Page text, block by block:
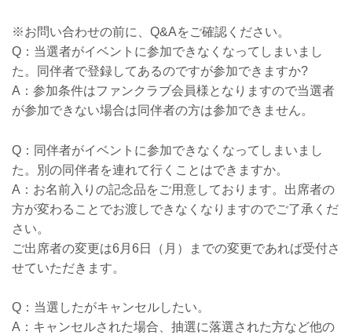
※お問い合わせの前に、Q&Aをご確認ください。
Q：当選者がイベントに参加できなくなってしまいまし
た。同伴者で登録してあるのですが参加できますか?
A：参加条件はファンクラブ会員様となりますので当選者
が参加できない場合は同伴者の方は参加できません。
Q：同伴者がイベントに参加できなくなってしまいまし
た。別の同伴者を連れて行くことはできますか。
A：お名前入りの記念品をご用意しております。出席者の
方が変わることでお渡しできなくなりますのでご了承くだ
さい。
ご出席者の変更は6月6日（月）までの変更であれば受付さ
せていただきます。
Q：当選したがキャンセルしたい。
A：キャンセルされた場合、抽選に落選された方など他の